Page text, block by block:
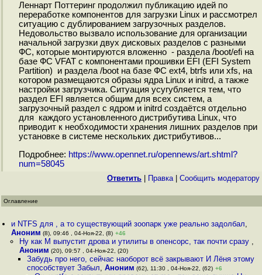
Леннарт Поттеринг продолжил публикацию идей по
переработке компонентов для загрузки Linux и рассмотрел
ситуацию с дублированием загрузочных разделов.
Недовольство вызвало использование для организации
начальной загрузки двух дисковых разделов с разными
ФС, которые монтируются вложенно - раздела /boot/efi на
базе ФС VFAT с компонентами прошивки EFI (EFI System
Partition) и раздела /boot на базе ФС ext4, btrfs или xfs, на
котором размещаются образы ядра Linux и initrd, а также
настройки загрузчика. Ситуация усугубляется тем, что
раздел EFI является общим для всех систем, а
загрузочный раздел с ядром и initrd создаётся отдельно
для каждого установленного дистрибутива Linux, что
приводит к необходимости хранения лишних разделов при
установке в системе нескольких дистрибутивов...
Подробнее: https://www.opennet.ru/opennews/art.shtml?
num=58045
Ответить Правка| Cообщить модератору
Оглавление
и NTFS для , а то существующий зоопарк уже реально задолбал,
Аноним (8), 09:46 , 04-Ноя-22, (8) +46
Ну как M выпустит дрова и утилиты в опенсорс, так почти сразу ,
Аноним (20), 09:57 , 04-Ноя-22, (20)
Забудь про него, сейчас наоборот всё закрывают И Лёня этому
способствует Забыл, Аноним (62), 11:30 , 04-Ноя-22, (62) +6